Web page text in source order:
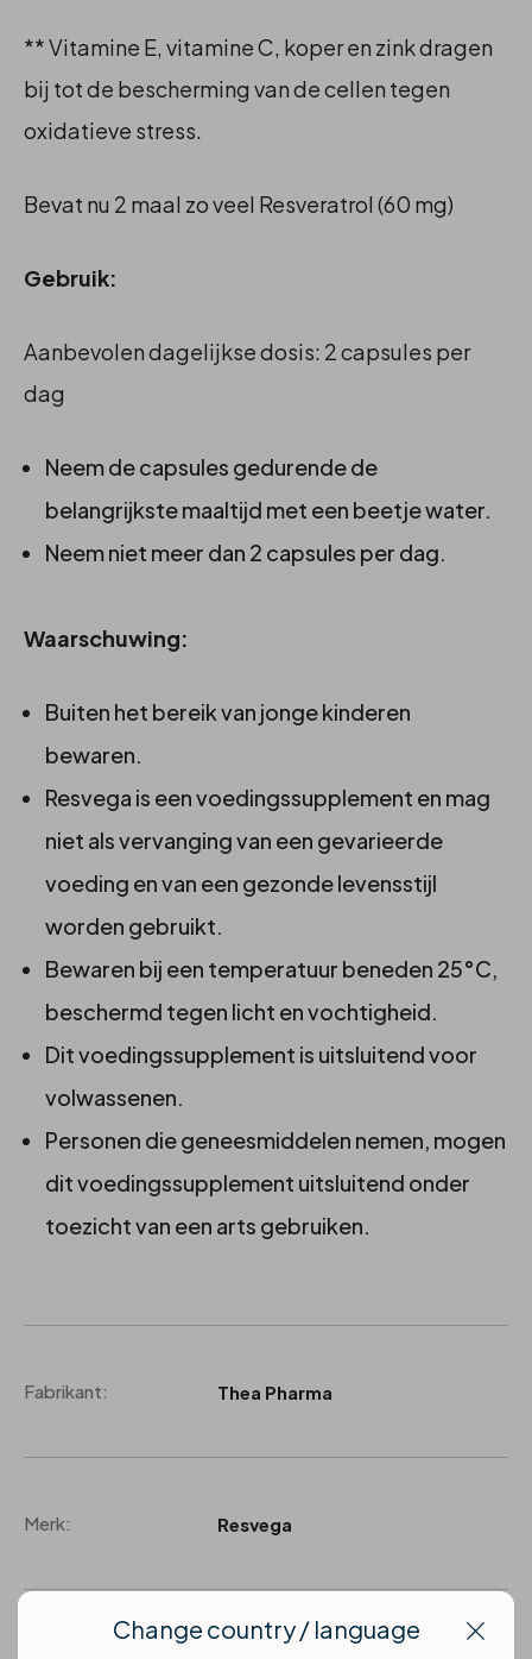
** Vitamine E, vitamine C, koper en zink dragen
bij tot de bescherming van de cellen tegen
oxidatieve stress.
Bevat nu 2 maal zo veel Resveratrol (60 mg)
Gebruik:
Aanbevolen dagelijkse dosis: 2 capsules per
dag
Neem de capsules gedurende de
belangrijkste maaltijd met een beetje water.
Neem niet meer dan 2 capsules per dag.
Waarschuwing:
Buiten het bereik van jonge kinderen
bewaren.
Resvega is een voedingssupplement en mag
niet als vervanging van een gevarieerde
voeding en van een gezonde levensstijl
worden gebruikt.
Bewaren bij een temperatuur beneden 25°C,
beschermd tegen licht en vochtigheid.
Dit voedingssupplement is uitsluitend voor
volwassenen.
Personen die geneesmiddelen nemen, mogen
dit voedingssupplement uitsluitend onder
toezicht van een arts gebruiken.
Fabrikant: Thea Pharma
Merk: Resvega
Change country / language